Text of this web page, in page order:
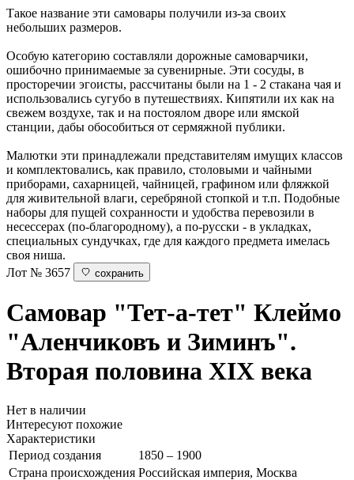
Такое название эти самовары получили из-за своих
небольших размеров.
Особую категорию составляли дорожные самоварчики,
ошибочно принимаемые за сувенирные. Эти сосуды, в
просторечии эгоисты, рассчитаны были на 1 - 2 стакана чая и
использовались сугубо в путешествиях. Кипятили их как на
свежем воздухе, так и на постоялом дворе или ямской
станции, дабы обособиться от сермяжной публики.
Малютки эти принадлежали представителям имущих классов
и комплектовались, как правило, столовыми и чайными
приборами, сахарницей, чайницей, графином или фляжкой
для живительной влаги, серебряной стопкой и т.п. Подобные
наборы для пущей сохранности и удобства перевозили в
несессерах (по-благородному), а по-русски - в укладках,
специальных сундучках, где для каждого предмета имелась
своя ниша.
Лот № 3657
сохранить
Самовар "Тет-а-тет" Клеймо
"Аленчиковъ и Зиминъ".
Вторая половина XIX века
Нет в наличии
Интересуют похожие
Характеристики
Период создания
1850 – 1900
Страна происхождения Российская империя, Москва